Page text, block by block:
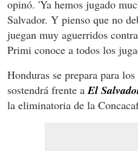
opinó. 'Ya hemos jugado
Salvador. Y pienso que no
juegan muy aguerridos
Primi conoce a todos los
Honduras se prepara para
sostendrá frente aEl
la eliminatoria de la